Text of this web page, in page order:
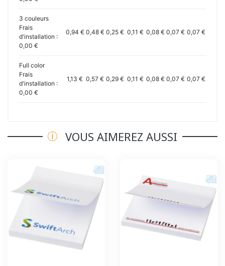
3 couleurs
Frais
d'installation :
0,00 €
0,94 € 0,48 € 0,25 € 0,11 € 0,08 € 0,07 € 0,07 €
Full color
Frais
d'installation :
0,00 €
1,13 € 0,57 € 0,29 € 0,11 € 0,08 € 0,07 € 0,07 €
VOUS AIMEREZ AUSSI